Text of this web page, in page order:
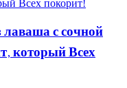
лаваша с сочной
который Всех